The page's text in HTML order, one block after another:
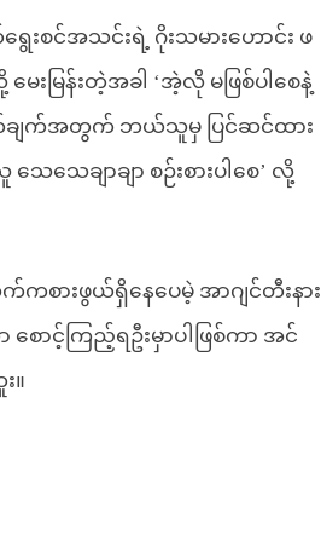
စင်အသင်းရဲ့ ဂိုးသမားဟောင်း ဖ
ြန်းတဲ့အခါ ‘အဲ့လို မဖြစ်ပါစေနဲ့
ြတ်ချက်အတွက် ဘယ်သူမှ ပြင်ဆင်ထား
သေချာချာ စဉ်းစားပါစေ’ လို့
ားဖွယ်ရှိနေပေမဲ့ အာဂျင်တီးနား
ာင့်ကြည့်ရဦးမှာပါဖြစ်ကာ အင်
။